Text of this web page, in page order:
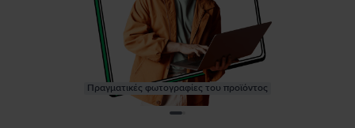
Πραγματικές φωτογραφίες του προϊόντος